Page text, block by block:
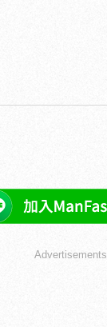
Advertisements